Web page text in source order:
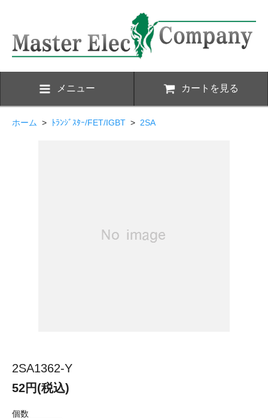
メニュー カートを見る
ホーム > ﾄﾗﾝｼﾞｽﾀｰ/FET/IGBT > 2SA
2SA1362-Y
52円(税込)
個数